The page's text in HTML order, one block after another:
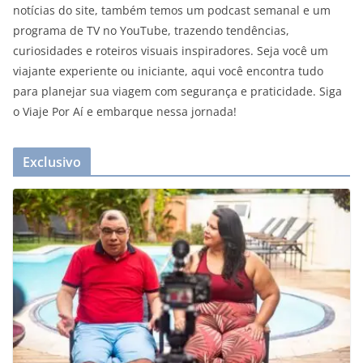
notícias do site, também temos um podcast semanal e um
programa de TV no YouTube, trazendo tendências,
curiosidades e roteiros visuais inspiradores. Seja você um
viajante experiente ou iniciante, aqui você encontra tudo
para planejar sua viagem com segurança e praticidade. Siga
o Viaje Por Aí e embarque nessa jornada!
Exclusivo